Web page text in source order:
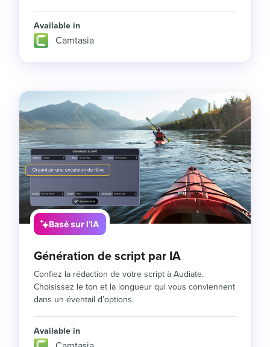
Available in
Camtasia
Basé sur l’IA
Génération de script par IA
Confiez la rédaction de votre script à Audiate.
Choisissez le ton et la longueur qui vous conviennent
dans un éventail d’options.
Available in